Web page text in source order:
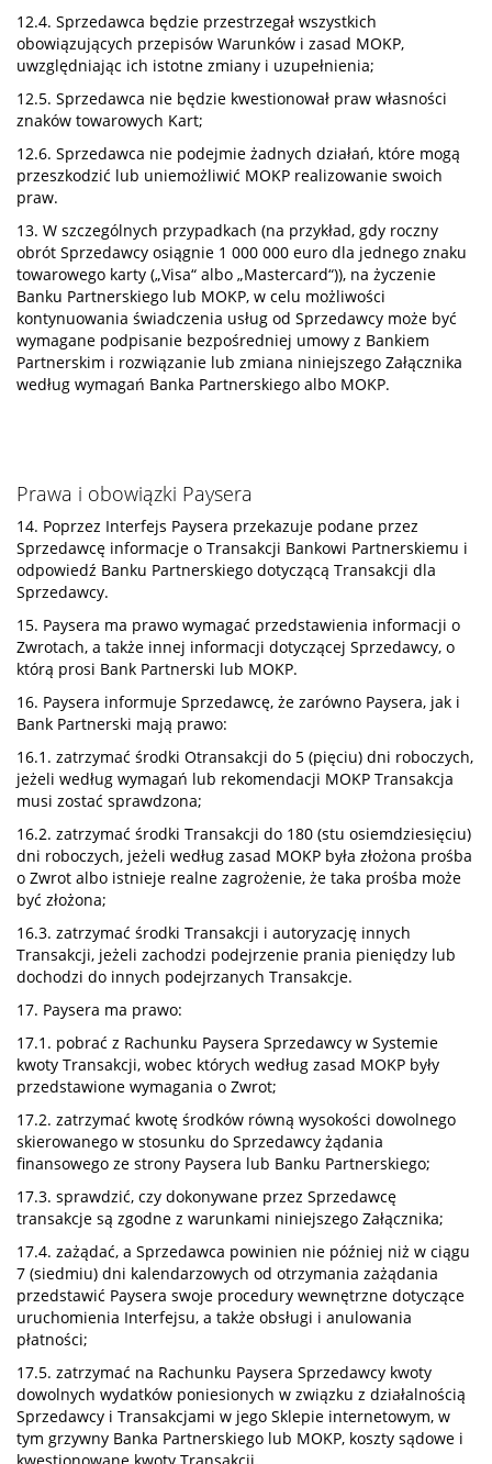
12.4. Sprzedawca będzie przestrzegał wszystkich
obowiązujących przepisów Warunków i zasad MOKP,
uwzględniając ich istotne zmiany i uzupełnienia;
12.5. Sprzedawca nie będzie kwestionował praw własności
znaków towarowych Kart;
12.6. Sprzedawca nie podejmie żadnych działań, które mogą
przeszkodzić lub uniemożliwić MOKP realizowanie swoich
praw.
13. W szczególnych przypadkach (na przykład, gdy roczny
obrót Sprzedawcy osiągnie 1 000 000 euro dla jednego znaku
towarowego karty („Visa“ albo „Mastercard“)), na życzenie
Banku Partnerskiego lub MOKP, w celu możliwości
kontynuowania świadczenia usług od Sprzedawcy może być
wymagane podpisanie bezpośredniej umowy z Bankiem
Partnerskim i rozwiązanie lub zmiana niniejszego Załącznika
według wymagań Banka Partnerskiego albo MOKP.
Prawa i obowiązki Paysera
14. Poprzez Interfejs Paysera przekazuje podane przez
Sprzedawcę informacje o Transakcji Bankowi Partnerskiemu i
odpowiedź Banku Partnerskiego dotyczącą Transakcji dla
Sprzedawcy.
15. Paysera ma prawo wymagać przedstawienia informacji o
Zwrotach, a także innej informacji dotyczącej Sprzedawcy, o
którą prosi Bank Partnerski lub MOKP.
16. Paysera informuje Sprzedawcę, że zarówno Paysera, jak i
Bank Partnerski mają prawo:
16.1. zatrzymać środki Otransakcji do 5 (pięciu) dni roboczych,
jeżeli według wymagań lub rekomendacji MOKP Transakcja
musi zostać sprawdzona;
16.2. zatrzymać środki Transakcji do 180 (stu osiemdziesięciu)
dni roboczych, jeżeli według zasad MOKP była złożona prośba
o Zwrot albo istnieje realne zagrożenie, że taka prośba może
być złożona;
16.3. zatrzymać środki Transakcji i autoryzację innych
Transakcji, jeżeli zachodzi podejrzenie prania pieniędzy lub
dochodzi do innych podejrzanych Transakcje.
17. Paysera ma prawo:
17.1. pobrać z Rachunku Paysera Sprzedawcy w Systemie
kwoty Transakcji, wobec których według zasad MOKP były
przedstawione wymagania o Zwrot;
17.2. zatrzymać kwotę środków równą wysokości dowolnego
skierowanego w stosunku do Sprzedawcy żądania
finansowego ze strony Paysera lub Banku Partnerskiego;
17.3. sprawdzić, czy dokonywane przez Sprzedawcę
transakcje są zgodne z warunkami niniejszego Załącznika;
17.4. zażądać, a Sprzedawca powinien nie później niż w ciągu
7 (siedmiu) dni kalendarzowych od otrzymania zażądania
przedstawić Paysera swoje procedury wewnętrzne dotyczące
uruchomienia Interfejsu, a także obsługi i anulowania
płatności;
17.5. zatrzymać na Rachunku Paysera Sprzedawcy kwoty
dowolnych wydatków poniesionych w związku z działalnością
Sprzedawcy i Transakcjami w jego Sklepie internetowym, w
tym grzywny Banka Partnerskiego lub MOKP, koszty sądowe i